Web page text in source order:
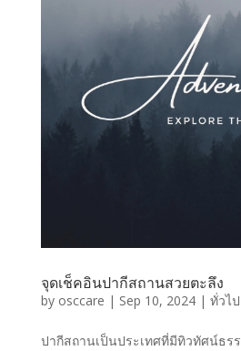
จุดเช็คอินปากีสถานสวยตะลึง
by osccare | Sep 10, 2024| ทั่วไป
ปากีสถานเป็นประเทศที่มีทิวทัศน์ธร